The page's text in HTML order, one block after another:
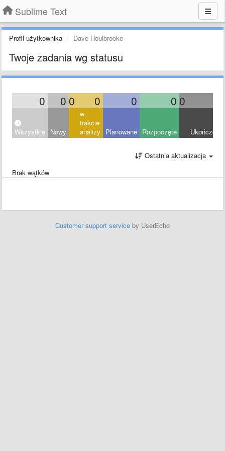
Sublime Text
Profil użytkownika Dave Houlbrooke
Twoje zadania wg statusu
0 0 0 0 0 0 0
Wszystkie Nowy
w
trakcie
analizy
Planowane Rozpoczęte Ukończony
Ostatnia aktualizacja
Brak wątków
Customer support service by UserEcho